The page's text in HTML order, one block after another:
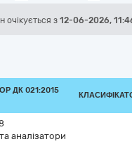
очікується з 12-06-2026,
ДК 021:2015
аналізатори